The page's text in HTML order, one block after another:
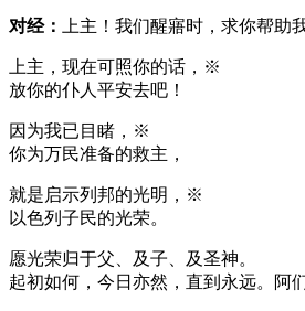
对经： 上主！我们醒寤时，求你帮助
上主，现在可照你的话，※
放你的仆人平安去吧！
因为我已目睹，※
你为万民准备的救主，
就是启示列邦的光明，※
以色列子民的光荣。
愿光荣归于父、及子、及圣神。
起初如何，今日亦然，直到永远。阿们